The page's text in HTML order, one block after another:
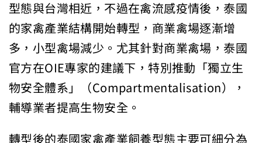
型態與台灣相近，不過在禽流感疫情後，泰國
的家禽產業結構開始轉型，商業禽場逐漸增
多，小型禽場減少。尤其針對商業禽場，泰國
官方在OIE專家的建議下，特別推動「獨立生
物安全體系」（Compartmentalisation），
輔導業者提高生物安全。